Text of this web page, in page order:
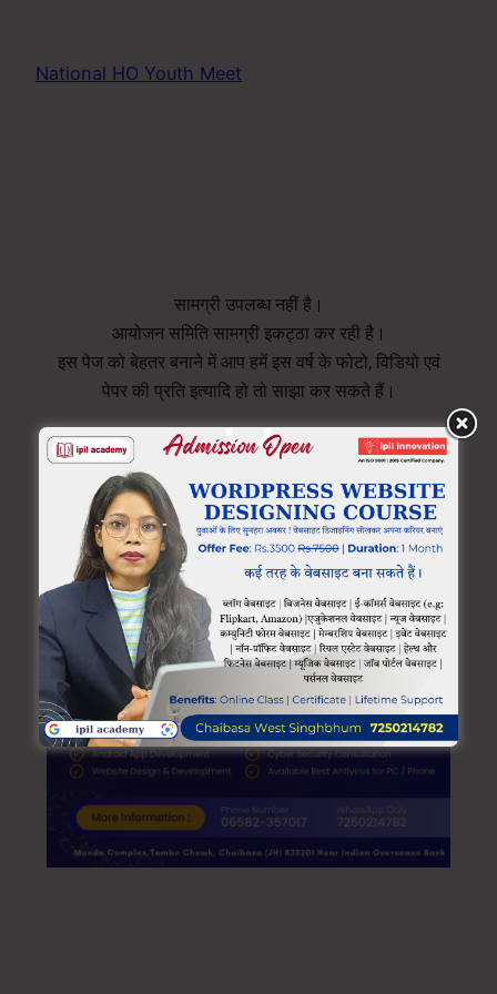
National HO Youth Meet
सामग्री उपलब्ध नहीं है।
आयोजन समिति सामग्री इकट्ठा कर रही है।
इस पेज को बेहतर बनाने में आप हमें इस वर्ष के फोटो, विडियो एवं
पेपर की प्रति इत्यादि हो तो साझा कर सकते हैं।
ipil innovation software
www.ipil.co.in
Munda Complex, tambo chowk Chaibasa